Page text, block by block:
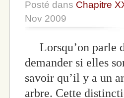
Posté dans Chapitre
Nov 2009
Lorsqu’on parle
demander si elles
savoir qu’il y a un
arbre. Cette